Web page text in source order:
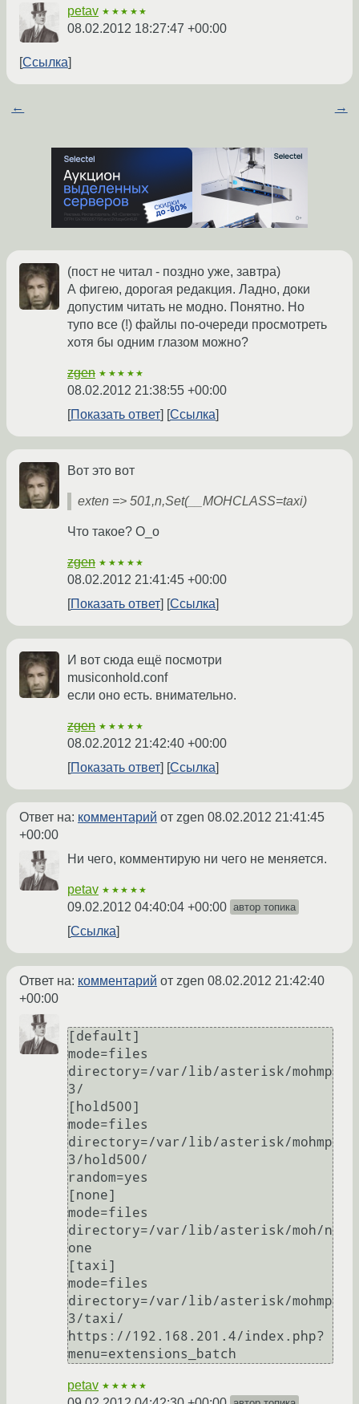
petav ★★★★★
08.02.2012 18:27:47 +00:00
Ссылка
← →
(пост не читал - поздно уже, завтра)
А фигею, дорогая редакция. Ладно, доки
допустим читать не модно. Понятно. Но
тупо все (!) файлы по-очереди просмотреть
хотя бы одним глазом можно?
zgen ★★★★★
08.02.2012 21:38:55 +00:00
Показать ответ
Ссылка
Вот это вот
exten => 501,n,Set(__MOHCLASS=taxi)
Что такое? O_o
zgen ★★★★★
08.02.2012 21:41:45 +00:00
Показать ответ
Ссылка
И вот сюда ещё посмотри
musiconhold.conf
если оно есть. внимательно.
zgen ★★★★★
08.02.2012 21:42:40 +00:00
Показать ответ
Ссылка
Ответ на: комментарий от zgen 08.02.2012 21:41:45
+00:00
Ни чего, комментирую ни чего не меняется.
petav ★★★★★
09.02.2012 04:40:04 +00:00 автор топика
Ссылка
Ответ на: комментарий от zgen 08.02.2012 21:42:40
+00:00
[default]
mode=files
directory=/var/lib/asterisk/mohmp
3/
[hold500]
mode=files
directory=/var/lib/asterisk/mohmp
3/hold500/
random=yes
[none]
mode=files
directory=/var/lib/asterisk/moh/n
one
[taxi]
mode=files
directory=/var/lib/asterisk/mohmp
3/taxi/
https://192.168.201.4/index.php?
petav ★★★★★